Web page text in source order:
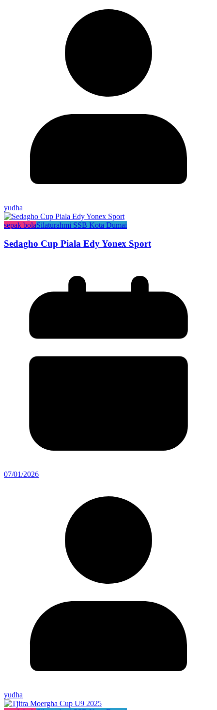
yudha
sepak bolaSilaturahmi SSB Kota Dumai
Sedagho Cup Piala Edy Yonex Sport
07/01/2026
yudha